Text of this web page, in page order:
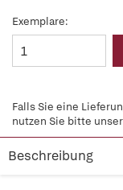
Exemplare:
Falls Sie eine
nutzen Sie bitte unser
Beschreibung